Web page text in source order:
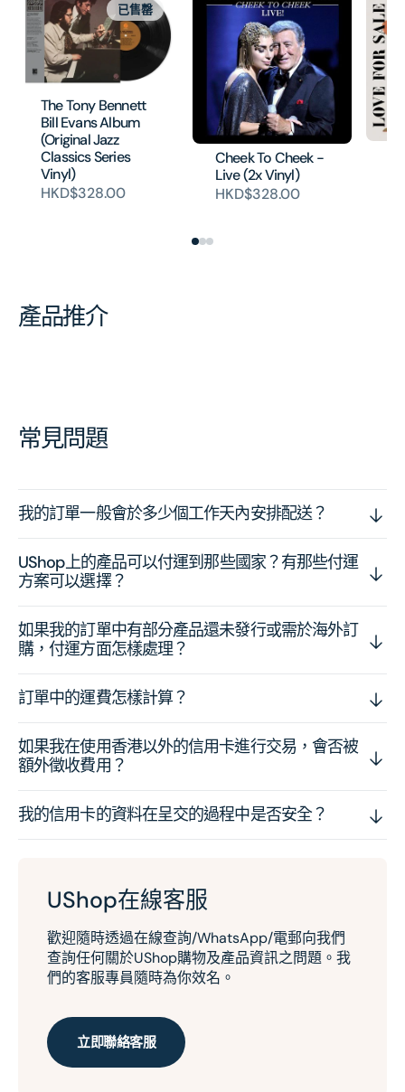
The Tony Bennett
Bill Evans Album
(Original Jazz
Classics Series
Vinyl)
HKD$328.00
已售罄
Cheek To Cheek -
Live (2x Vinyl)
HKD$328.00
產品推介
常見問題
我的訂單一般會於多少個工作天內安排配送？
UShop上的產品可以付運到那些國家？有那些付運
方案可以選擇？
如果我的訂單中有部分產品還未發行或需於海外訂
購，付運方面怎樣處理？
訂單中的運費怎樣計算？
如果我在使用香港以外的信用卡進行交易，會否被
額外徵收費用？
我的信用卡的資料在呈交的過程中是否安全？
UShop在線客服
歡迎隨時透過在線查詢/WhatsApp/電郵向我們
查詢任何關於UShop購物及產品資訊之問題。我
們的客服專員隨時為你效名。
立即聯絡客服